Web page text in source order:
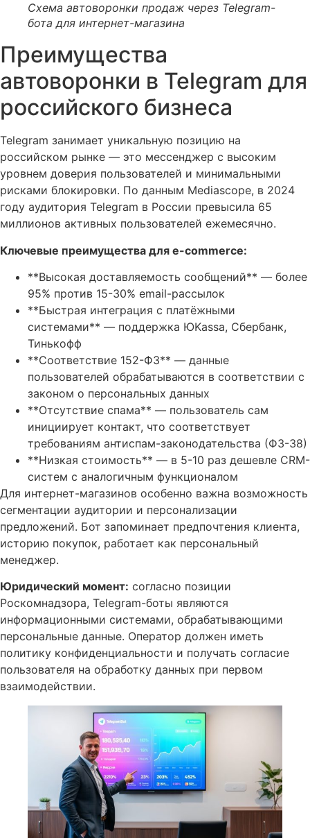
Схема автоворонки продаж через Telegram-
бота для интернет-магазина
Преимущества
автоворонки в Telegram для
российского бизнеса
Telegram занимает уникальную позицию на
российском рынке — это мессенджер с высоким
уровнем доверия пользователей и минимальными
рисками блокировки. По данным Mediascope, в 2024
году аудитория Telegram в России превысила 65
миллионов активных пользователей ежемесячно.
Ключевые преимущества для e-commerce:
**Высокая доставляемость сообщений** — более
95% против 15-30% email-рассылок
**Быстрая интеграция с платёжными
системами** — поддержка ЮKassa, Сбербанк,
Тинькофф
**Соответствие 152-ФЗ** — данные
пользователей обрабатываются в соответствии с
законом о персональных данных
**Отсутствие спама** — пользователь сам
инициирует контакт, что соответствует
требованиям антиспам-законодательства (ФЗ-38)
**Низкая стоимость** — в 5-10 раз дешевле CRM-
систем с аналогичным функционалом
Для интернет-магазинов особенно важна возможность
сегментации аудитории и персонализации
предложений. Бот запоминает предпочтения клиента,
историю покупок, работает как персональный
менеджер.
Юридический момент: согласно позиции
Роскомнадзора, Telegram-боты являются
информационными системами, обрабатывающими
персональные данные. Оператор должен иметь
политику конфиденциальности и получать согласие
пользователя на обработку данных при первом
взаимодействии.